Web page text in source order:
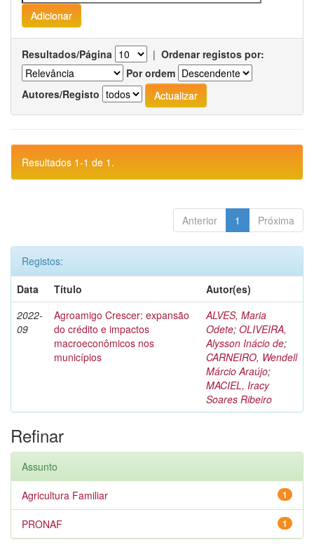
Resultados/Página | Ordenar registos por:
Por ordem
Autores/Registo
Resultados 1-1 de 1.
Anterior 1 Próxima
Registos:
Data
Título
Autor(es)
2022-
09
Agroamigo Crescer: expansão
do crédito e impactos
macroeconômicos nos
municípios
ALVES, Maria
Odete; OLIVEIRA,
Alysson Inácio de;
CARNEIRO, Wendell
Márcio Araújo;
MACIEL, Iracy
Soares Ribeiro
Refinar
Assunto
1
Agricultura Familiar
1
PRONAF